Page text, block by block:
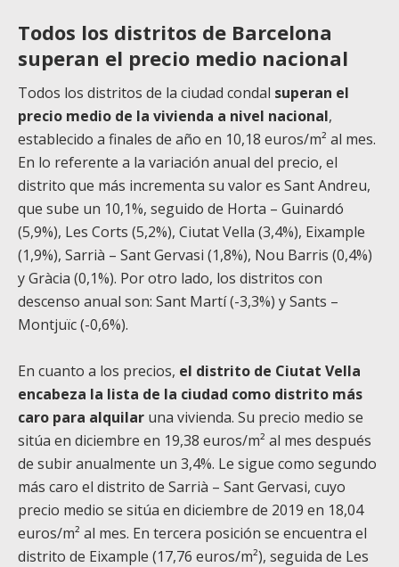
Todos los distritos de Barcelona
superan el precio medio nacional
Todos los distritos de la ciudad condal superan el
precio medio de la vivienda a nivel nacional,
establecido a finales de año en 10,18 euros/m² al mes.
En lo referente a la variación anual del precio, el
distrito que más incrementa su valor es Sant Andreu,
que sube un 10,1%, seguido de Horta – Guinardó
(5,9%), Les Corts (5,2%), Ciutat Vella (3,4%), Eixample
(1,9%), Sarrià – Sant Gervasi (1,8%), Nou Barris (0,4%)
y Gràcia (0,1%). Por otro lado, los distritos con
descenso anual son: Sant Martí (-3,3%) y Sants –
Montjuïc (-0,6%).
En cuanto a los precios, el distrito de Ciutat Vella
encabeza la lista de la ciudad como distrito más
caro para alquilar una vivienda. Su precio medio se
sitúa en diciembre en 19,38 euros/m² al mes después
de subir anualmente un 3,4%. Le sigue como segundo
más caro el distrito de Sarrià – Sant Gervasi, cuyo
precio medio se sitúa en diciembre de 2019 en 18,04
euros/m² al mes. En tercera posición se encuentra el
distrito de Eixample (17,76 euros/m²), seguida de Les